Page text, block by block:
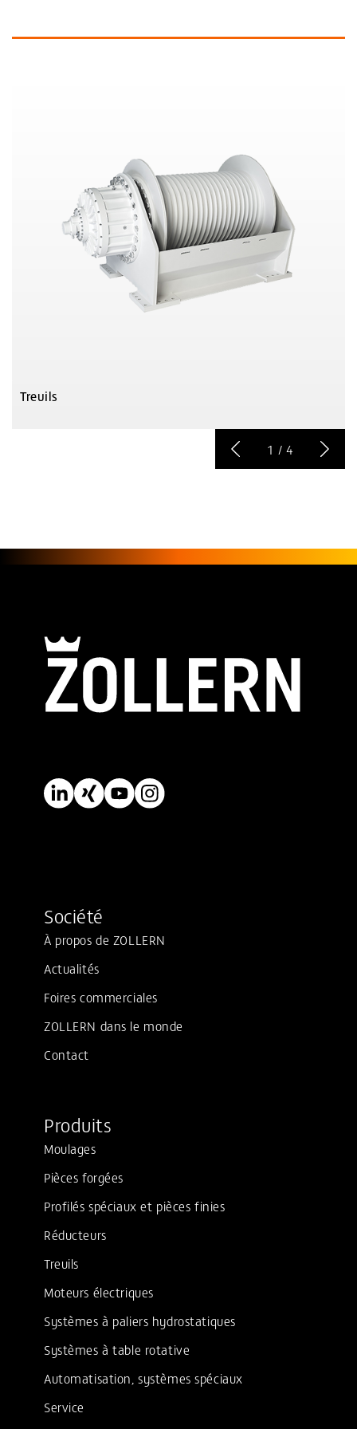
Treuils
1 / 4
Société
À propos de ZOLLERN
Actualités
Foires commerciales
ZOLLERN dans le monde
Contact
Produits
Moulages
Pièces forgées
Profilés spéciaux et pièces finies
Réducteurs
Treuils
Moteurs électriques
Systèmes à paliers hydrostatiques
Systèmes à table rotative
Automatisation, systèmes spéciaux
Service